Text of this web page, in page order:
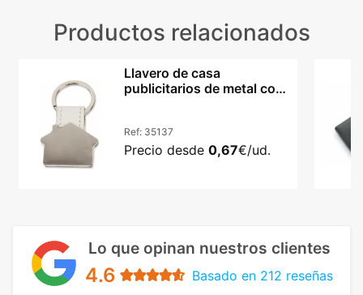
Productos relacionados
Llavero de casa
publicitarios de metal con
Ref: 35137
Precio desde 0,67€/ud.
Lo que opinan nuestros clientes
4.6 Basado en 212 reseñas